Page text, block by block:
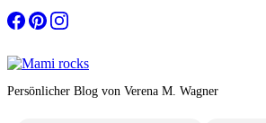
Zum
Inhalt
Persönlicher Blog von Verena M. Wagner